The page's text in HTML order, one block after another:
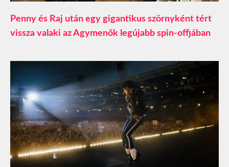
Penny és Raj után egy gigantikus szörnyként tért
vissza valaki az Agymenők legújabb spin-offjában